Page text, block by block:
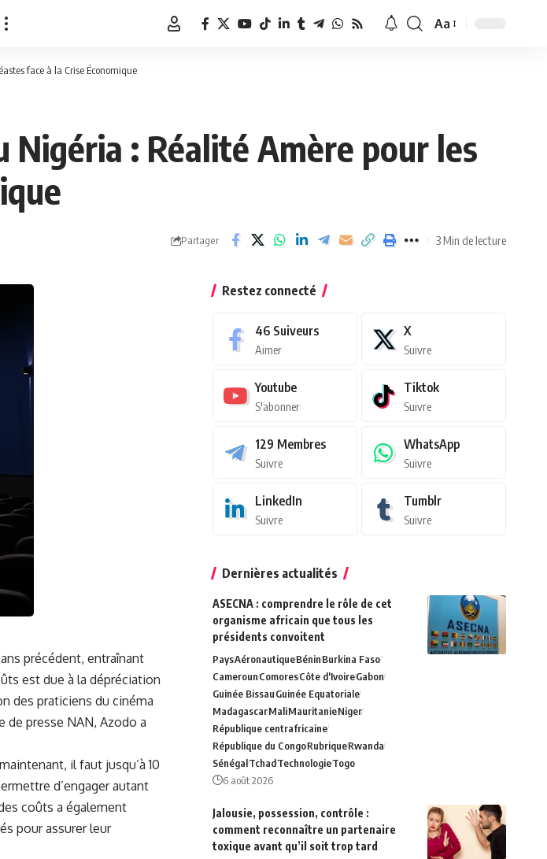
Redimensionner
Aa
face à la Crise Économique
Nigéria : Réalité Amère pour les
Partager 3 Min de lecture
précédent, entraînant
est due à la dépréciation
des praticiens​ du cinéma
‍de presse NAN, Azodo a
il ‌faut jusqu’à 10
d’engager autant⁤
coûts a également
pour assurer leur
Restez connecté
46 Suiveurs
Aimer
X
Suivre
Youtube
S'abonner
Tiktok
Suivre
129 Membres
Suivre
WhatsApp
Suivre
LinkedIn
Suivre
Tumblr
Suivre
Dernières actualités
ASECNA : comprendre le rôle de cet
organisme africain que tous les
présidents convoitent
PaysAéronautiqueBéninBurkina Faso
CamerounComoresCôte d'IvoireGabon
Guinée BissauGuinée Equatoriale
MadagascarMaliMauritanieNiger
République centrafricaine
République du CongoRubriqueRwanda
SénégalTchadTechnologieTogo
6 août 2026
Jalousie, possession, contrôle :
comment reconnaître un partenaire
toxique avant qu’il soit trop tard